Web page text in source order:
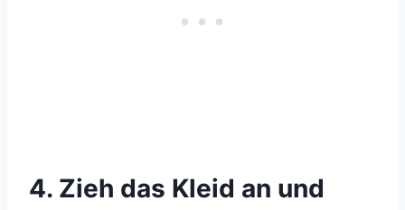
4. Zieh das Kleid an und